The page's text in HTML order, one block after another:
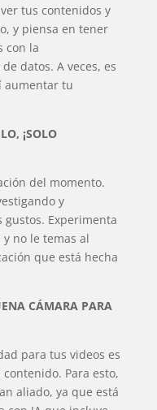
tus contenidos y
y piensa en tener
con la
datos. A veces, es
aumentar tu
¡SOLO
del momento.
y
Experimenta
no le temas al
que está hecha
CÁMARA PARA
para tus videos es
Para esto,
aliado, ya que está